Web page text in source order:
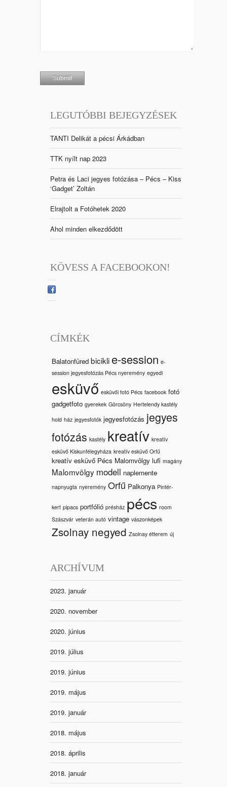
LEGUTÓBBI BEJEGYZÉSEK
TANTI Delikát a pécsi Árkádban
TTK nyílt nap 2023
Petra és Laci jegyes fotózása – Pécs – Kiss
‘Gadget’ Zoltán
Elrajtolt a Fotóhetek 2020
Ahol minden elkezdődött
KÖVESS A FACEBOOKON!
CÍMKÉK
Balatonfüred bicikli e-session e-
session jegyesfotózás Pécs nyeremény egyedi
esküvő esküvői fotó Pécs facebook fotó
gadgetfoto gyerekek Görcsöny Hertelendy kastély
hold ház jegyesfotók jegyesfotózás jegyes
fotózás kastély kreatív kreatív
esküvő Kiskunfélegyháza kreatív esküvő Orfű
kreatív esküvő Pécs Malomvölgy lufi magány
Malomvölgy modell naplemente
napnyugta nyeremény Orfű Palkonya Pintér-
kert pipacs portfólió présház pécs room
Szászvár veterán autó vintage vászonképek
Zsolnay negyed Zsolnay étterem új
ARCHÍVUM
2023. január
2020. november
2020. június
2019. július
2019. június
2019. május
2019. január
2018. május
2018. április
2018. január